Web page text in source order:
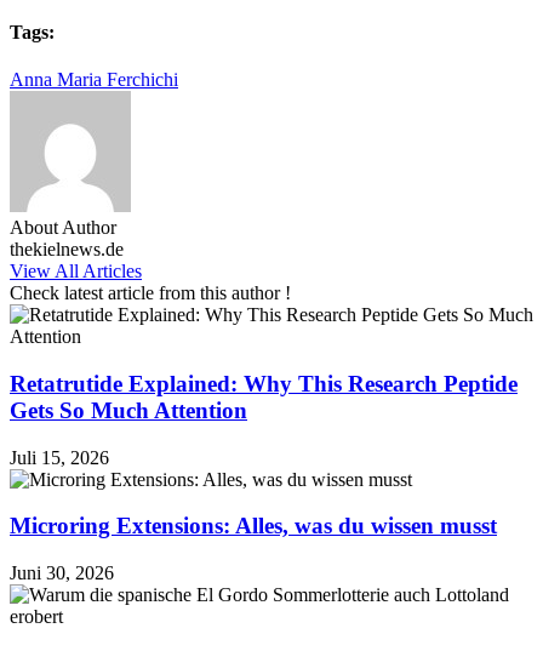
Tags:
Anna Maria Ferchichi
About Author
thekielnews.de
View All Articles
Check latest article from this author !
Retatrutide Explained: Why This Research Peptide
Gets So Much Attention
Juli 15, 2026
Microring Extensions: Alles, was du wissen musst
Juni 30, 2026